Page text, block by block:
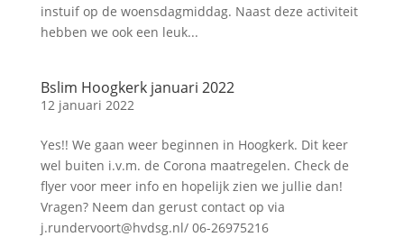
instuif op de woensdagmiddag. Naast deze activiteit
hebben we ook een leuk...
Bslim Hoogkerk januari 2022
12 januari 2022
Yes!! We gaan weer beginnen in Hoogkerk. Dit keer
wel buiten i.v.m. de Corona maatregelen. Check de
flyer voor meer info en hopelijk zien we jullie dan!
Vragen? Neem dan gerust contact op via
j.rundervoort@hvdsg.nl/ 06-26975216